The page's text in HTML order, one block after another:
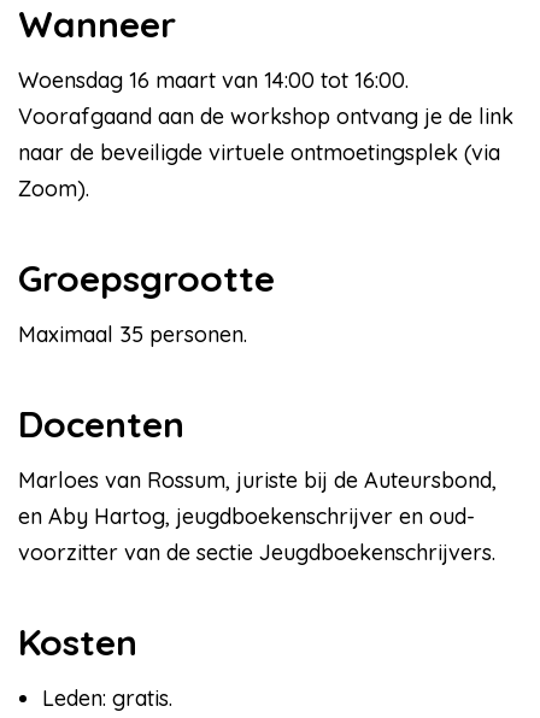
Wanneer
Woensdag 16 maart van 14:00 tot 16:00.
Voorafgaand aan de workshop ontvang je de link
naar de beveiligde virtuele ontmoetingsplek (via
Zoom).
Groepsgrootte
Maximaal 35 personen.
Docenten
Marloes van Rossum, juriste bij de Auteursbond,
en Aby Hartog, jeugdboekenschrijver en oud-
voorzitter van de sectie Jeugdboekenschrijvers.
Kosten
Leden: gratis.